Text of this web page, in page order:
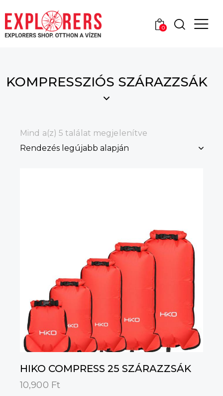
0
KOMPRESSZIÓS SZÁRAZZSÁK
Mind a(z) 5 találat megjelenítve
HIKO COMPRESS 25 SZÁRAZZSÁK
10,900 Ft